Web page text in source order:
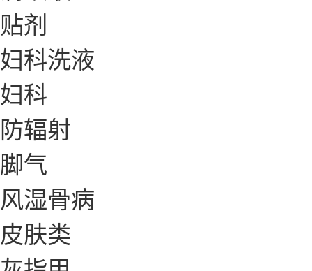
贴剂
妇科洗液
妇科
防辐射
脚气
风湿骨病
皮肤类